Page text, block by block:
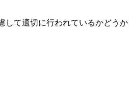
て適切に行われているかどう